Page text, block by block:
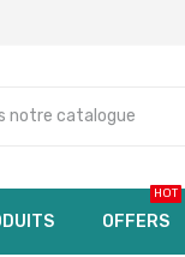
OFFERS
HOT